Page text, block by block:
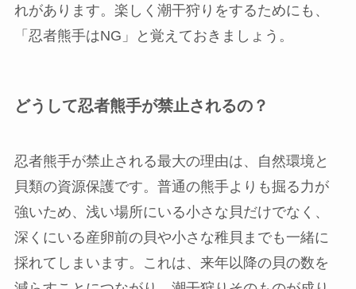
れがあります。楽しく潮干狩りをするためにも、
「忍者熊手はNG」と覚えておきましょう。
どうして忍者熊手が禁止されるの？
忍者熊手が禁止される最大の理由は、自然環境と
貝類の資源保護です。普通の熊手よりも掘る力が
強いため、浅い場所にいる小さな貝だけでなく、
深くにいる産卵前の貝や小さな稚貝までも一緒に
採れてしまいます。これは、来年以降の貝の数を